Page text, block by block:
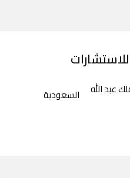
عبد الله السعودية